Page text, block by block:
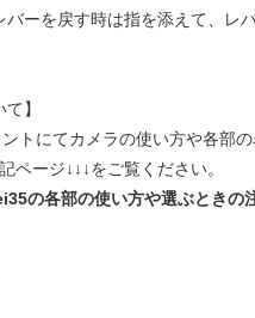
ーを戻す時は指を添えて、レ
】
トにてカメラの使い方や各部
ページ↓↓↓をご覧ください。
の各部の使い方や選ぶときの